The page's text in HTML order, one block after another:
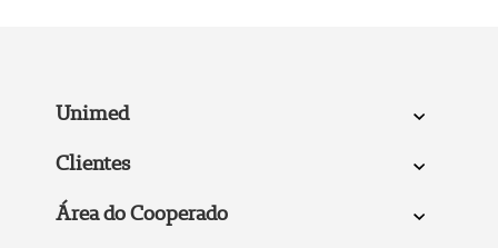
Unimed
Clientes
Área do Cooperado